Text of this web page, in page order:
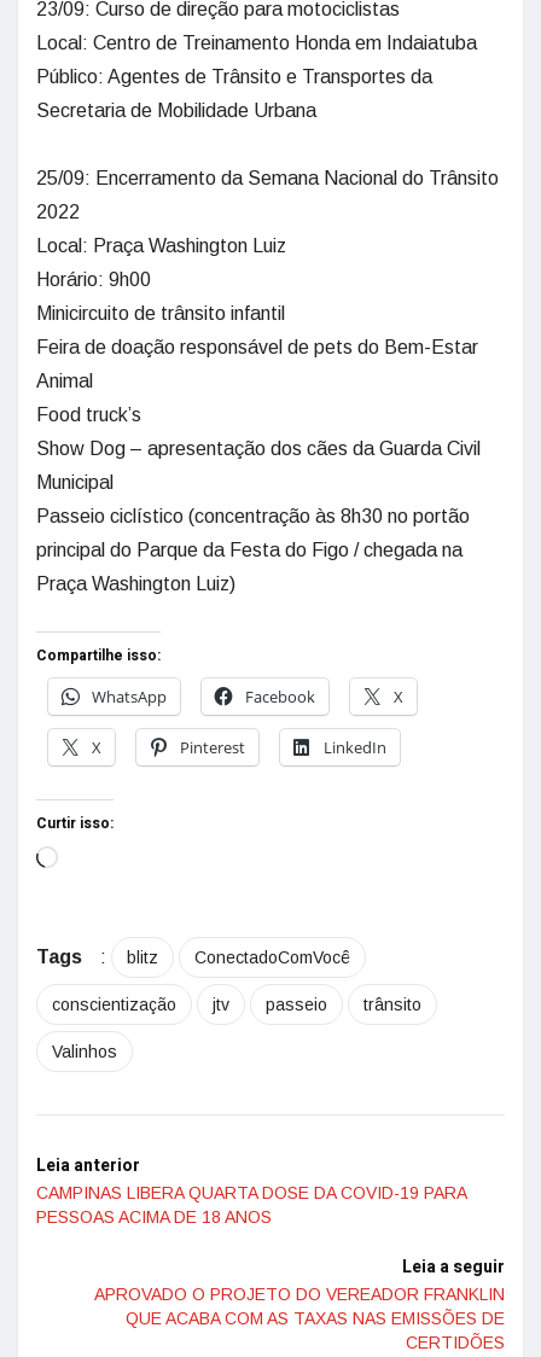
23/09: Curso de direção para motociclistas
Local: Centro de Treinamento Honda em Indaiatuba
Público: Agentes de Trânsito e Transportes da
Secretaria de Mobilidade Urbana
25/09: Encerramento da Semana Nacional do Trânsito
2022
Local: Praça Washington Luiz
Horário: 9h00
Minicircuito de trânsito infantil
Feira de doação responsável de pets do Bem-Estar
Animal
Food truck’s
Show Dog – apresentação dos cães da Guarda Civil
Municipal
Passeio ciclístico (concentração às 8h30 no portão
principal do Parque da Festa do Figo / chegada na
Praça Washington Luiz)
Compartilhe isso:
WhatsApp
Facebook X
X Pinterest LinkedIn
Curtir isso:
Tags : blitz ConectadoComVocê
conscientização jtv passeio trânsito
Valinhos
Leia anterior
CAMPINAS LIBERA QUARTA DOSE DA COVID-19 PARA
PESSOAS ACIMA DE 18 ANOS
Leia a seguir
APROVADO O PROJETO DO VEREADOR FRANKLIN
QUE ACABA COM AS TAXAS NAS EMISSÕES DE
CERTIDÕES